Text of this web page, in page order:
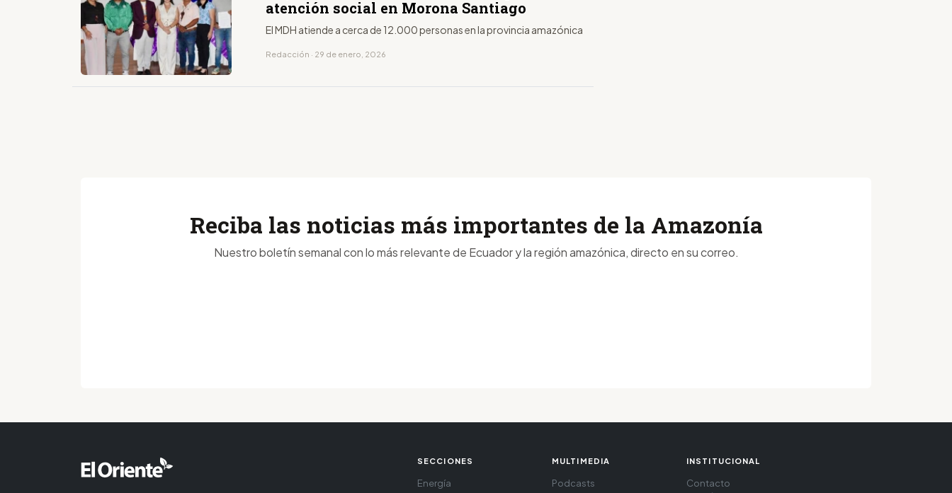
atención social en Morona Santiago
El MDH atiende a cerca de 12.000 personas en la provincia amazónica
Redacción · 29 de enero, 2026
Reciba las noticias más importantes de la Amazonía
Nuestro boletín semanal con lo más relevante de Ecuador y la región amazónica, directo en su correo.
SECCIONES
Energía
MULTIMEDIA
Podcasts
INSTITUCIONAL
Contacto